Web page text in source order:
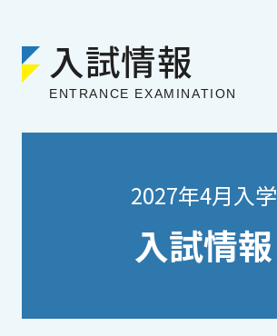
入試情報
ENTRANCE EXAMINATION
2027年4月入学
入試情報